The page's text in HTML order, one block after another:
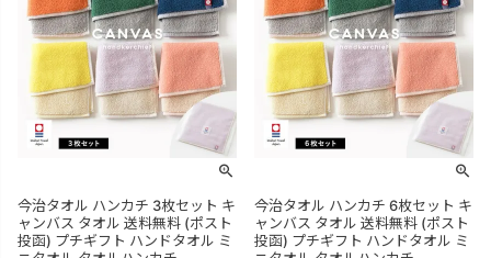
今治タオル ハンカチ 3枚セット キ
ャンバス タオル 送料無料 (ポスト
投函) プチギフト ハンドタオル ミ
今治タオル ハンカチ 6枚セット キ
ャンバス タオル 送料無料 (ポスト
投函) プチギフト ハンドタオル ミ